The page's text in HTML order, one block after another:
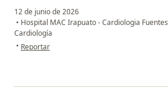
12 de junio de 2026
• Hospital MAC Irapuato - Cardiologia Fuentes
Cardiología
• en opinión del usuario L.F
Reportar